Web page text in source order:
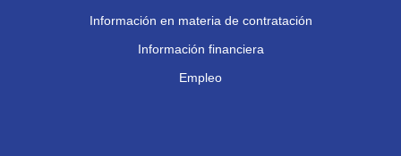
Información en materia de contratación
Información financiera
Empleo